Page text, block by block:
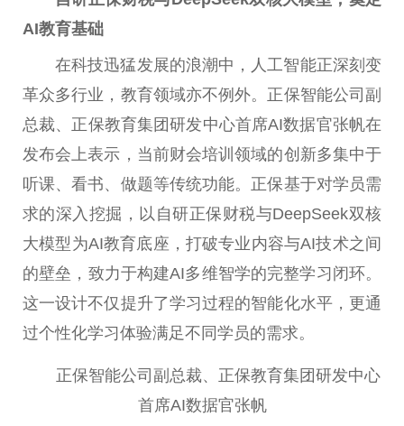
AI教育基础
在科技迅猛发展的浪潮中，人工智能正深刻变
革众多行业，教育领域亦不例外。正保智能公司副
总裁、正保教育集团研发中心首席AI数据官张帆在
发布会上表示，当前财会培训领域的创新多集中于
听课、看书、做题等传统功能。正保基于对学员需
求的深入挖掘，以自研正保财税与DeepSeek双核
大模型为AI教育底座，打破专业内容与AI技术之间
的壁垒，致力于构建AI多维智学的完整学习闭环。
这一设计不仅提升了学习过程的智能化水平，更通
过个性化学习体验满足不同学员的需求。
正保智能公司副总裁、正保教育集团研发中心
首席AI数据官张帆